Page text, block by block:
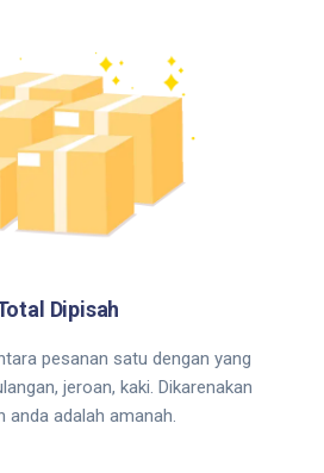
Dipisah
pesanan satu dengan yang
jeroan, kaki. Dikarenakan
anda adalah amanah.